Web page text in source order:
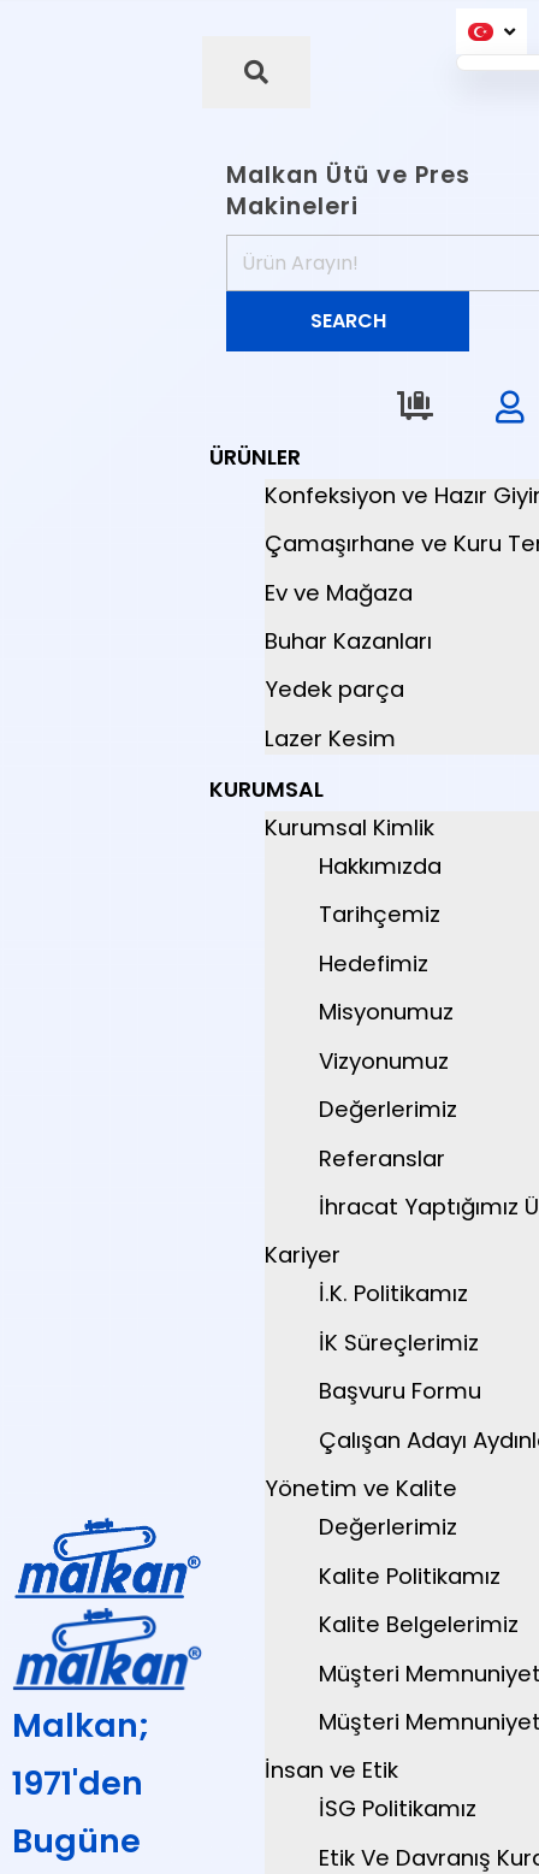
Malkan;
1971'den
Bugüne
Malkan Ütü ve Pres
Makineleri
ÜRÜNLER
Konfeksiyon ve Hazır
Çamaşırhane ve Kuru
Ev ve Mağaza
Buhar Kazanları
Yedek parça
Lazer Kesim
KURUMSAL
Kurumsal Kimlik
Hakkımızda
Tarihçemiz
Hedefimiz
Misyonumuz
Vizyonumuz
Değerlerimiz
Referanslar
İhracat Yaptığımız
Kariyer
İ.K. Politikamız
İK Süreçlerimiz
Başvuru Formu
Çalışan Adayı
Yönetim ve Kalite
Değerlerimiz
Kalite Politikamız
Kalite Belgelerimiz
Müşteri
Müşteri
İnsan ve Etik
İSG Politikamız
Etik Ve Davranış